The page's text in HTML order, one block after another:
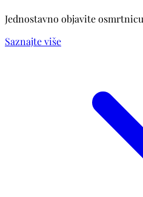
Jednostavno objavite
Saznajte više